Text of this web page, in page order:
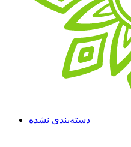
دسته‌بندی نشده